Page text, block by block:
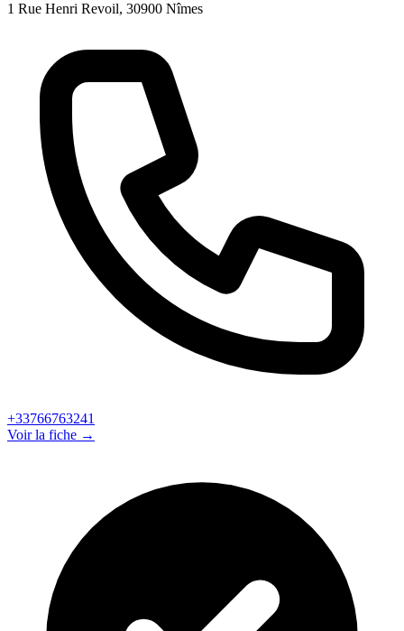
1 Rue Henri Revoil, 30900 Nîmes
+33766763241
Voir la fiche →